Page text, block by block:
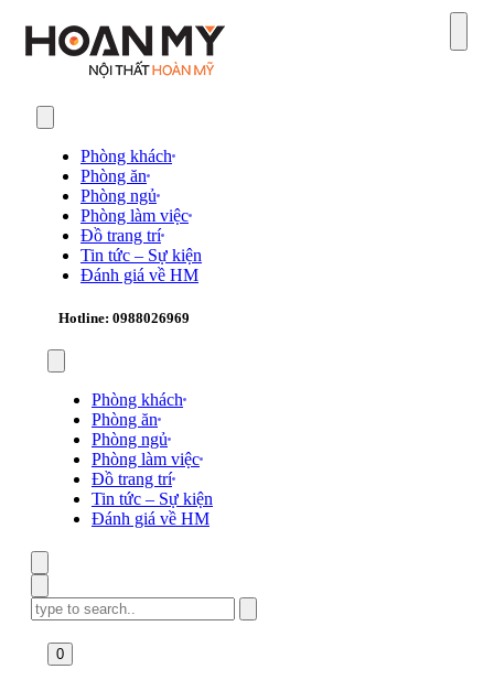
Phòng khách
Phòng ăn
Phòng ngủ
Phòng làm việc
Đồ trang trí
Tin tức – Sự kiện
Đánh giá về HM
Hotline: 0988026969
Phòng khách
Phòng ăn
Phòng ngủ
Phòng làm việc
Đồ trang trí
Tin tức – Sự kiện
Đánh giá về HM
Search
for:
0